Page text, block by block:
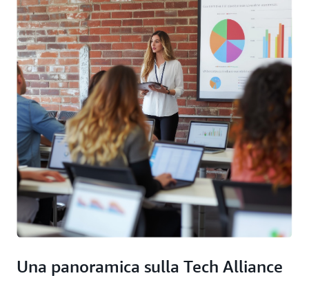
Una panoramica sulla Tech Alliance